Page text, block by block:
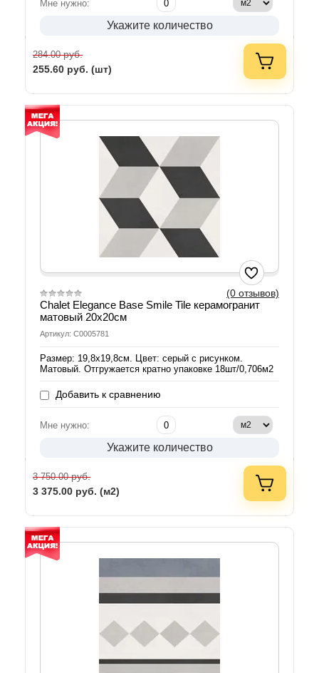
Мне нужно:
Укажите количество
284.00руб.
255.60 руб. (шт)
(0 отзывов)
Chalet Elegance Base Smile Tile керамогранит
матовый 20х20см
Артикул: С0005781
Размер: 19,8х19,8см. Цвет: серый с рисунком.
Матовый. Отгружается кратно упаковке 18шт/0,706м2
Добавить к сравнению
Мне нужно:
Укажите количество
3 750.00руб.
3 375.00 руб. (м2)